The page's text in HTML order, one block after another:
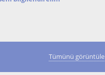
Tümünü görüntüle